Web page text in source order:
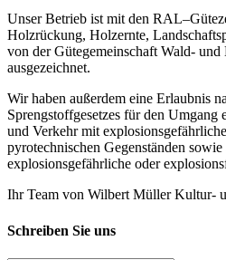
Unser Betrieb ist mit den
Holzrückung, Holzernte,
von der Gütegemeinschaft Wald- und
ausgezeichnet.
Wir haben außerdem eine Erlaubnis
Sprengstoffgesetzes für den
und Verkehr mit
pyrotechnischen Gegenständen
explosionsgefährliche oder
Ihr Team von Wilbert Müller Kultur-
Schreiben Sie uns